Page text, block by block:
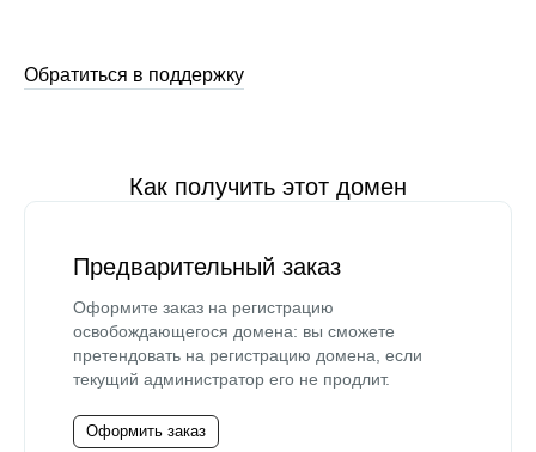
Обратиться в поддержку
Как получить этот домен
Предварительный заказ
Оформите заказ на регистрацию
освобождающегося домена: вы сможете
претендовать на регистрацию домена, если
текущий администратор его не продлит.
Оформить заказ